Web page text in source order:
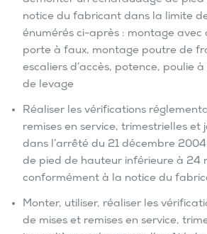
notice du fabricant dans la limite
énumérés ci-après : montage avec
porte à faux, montage poutre de
escaliers d’accès, potence, poulie
de levage
Réaliser les vérifications
remises en service, trimestrielles et
dans l’arrêté du 21 décembre
de pied de hauteur inférieure à 24
conformément à la notice du
Monter, utiliser, réaliser les
de mises et remises en service,